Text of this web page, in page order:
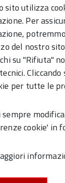
sito utilizza
Per
del nostro
su "Rifiuta"
per tutte le
cookie' in
di collina
di